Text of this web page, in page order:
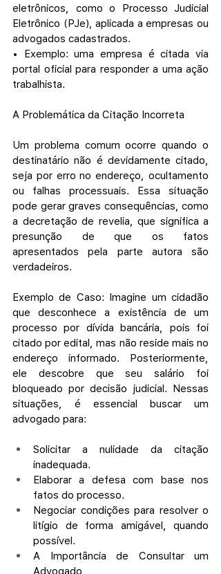
eletrônicos, como o Processo Judicial
Eletrônico (PJe), aplicada a empresas ou
advogados cadastrados.
• Exemplo: uma empresa é citada via
portal oficial para responder a uma ação
trabalhista.
A Problemática da Citação Incorreta
Um problema comum ocorre quando o
destinatário não é devidamente citado,
seja por erro no endereço, ocultamento
ou falhas processuais. Essa situação
pode gerar graves consequências, como
a decretação de revelia, que significa a
presunção de que os fatos
apresentados pela parte autora são
verdadeiros.
Exemplo de Caso: Imagine um cidadão
que desconhece a existência de um
processo por dívida bancária, pois foi
citado por edital, mas não reside mais no
endereço informado. Posteriormente,
ele descobre que seu salário foi
bloqueado por decisão judicial. Nessas
situações, é essencial buscar um
advogado para:
Solicitar a nulidade da citação
inadequada.
Elaborar a defesa com base nos
fatos do processo.
Negociar condições para resolver o
litígio de forma amigável, quando
possível.
A Importância de Consultar um
Advogado